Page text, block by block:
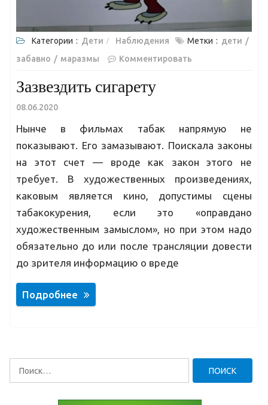
Категории : Дети Наблюдения Метки : дети
забавно
маразмы Комментировать
Зазвездить сигарету
08.06.2020
Нынче в фильмах табак напрямую не
показывают. Его замазывают. Поискала законы
на этот счет — вроде как закон этого не
требует. В художественных произведениях,
каковым является кино, допустимы сцены
табакокурения, если это «оправдано
художественным замыслом», но при этом надо
обязательно до или после трансляции довести
до зрителя информацию о вреде
Подробнее